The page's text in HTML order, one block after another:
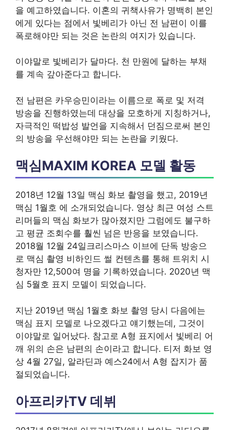
을 예고하였습니다. 이혼의 귀책사유가 명백히 본인
에게 있다는 점에서 빛베리가 아닌 전 남편이 이를
폭로해야만 되는 것은 논란의 여지가 있습니다.
이야말로 빛베리가 달마다. 천 만원에 달하는 부채
를 계속 갚아준다고 합니다.
전 남편은 카우승민이라는 이름으로 폭로 및 저격
방송을 진행하였는데 대상을 모호하게 지칭하거나,
자극적인 떡밥성 발언을 지속해서 던짐으로써 본인
의 방송을 우선해야만 되는 논란을 키웠다.
맥심MAXIM KOREA 모델 활동
2018년 12월 13일 맥심 화보 촬영을 했고, 2019년
맥심 1월호 에 소개되었습니다. 영상 최근 여성 스트
리머들의 맥심 화보가 많아졌지만 그럼에도 불구하
고 평균 조회수를 훨씬 넘은 반응을 보였습니다.
2018월 12월 24일크리스마스 이브에 단독 방송으
로 맥심 촬영 비하인드 썰 컨텐츠를 통해 트위치 시
청자만 12,500여 명을 기록하였습니다. 2020년 맥
심 5월호 표지 모델이 되었습니다.
지난 2019년 맥심 1월호 화보 촬영 당시 다음에는
맥심 표지 모델로 나오겠다고 얘기했는데, 그것이
이야말로 일어났다. 참고로 A형 표지에서 빛베리 어
깨 위의 손은 남편의 손이라고 합니다. 티저 화보 영
상 4월 27일, 알라딘과 예스24에서 A형 잡지가 품
절되었습니다.
아프리카TV 데뷔